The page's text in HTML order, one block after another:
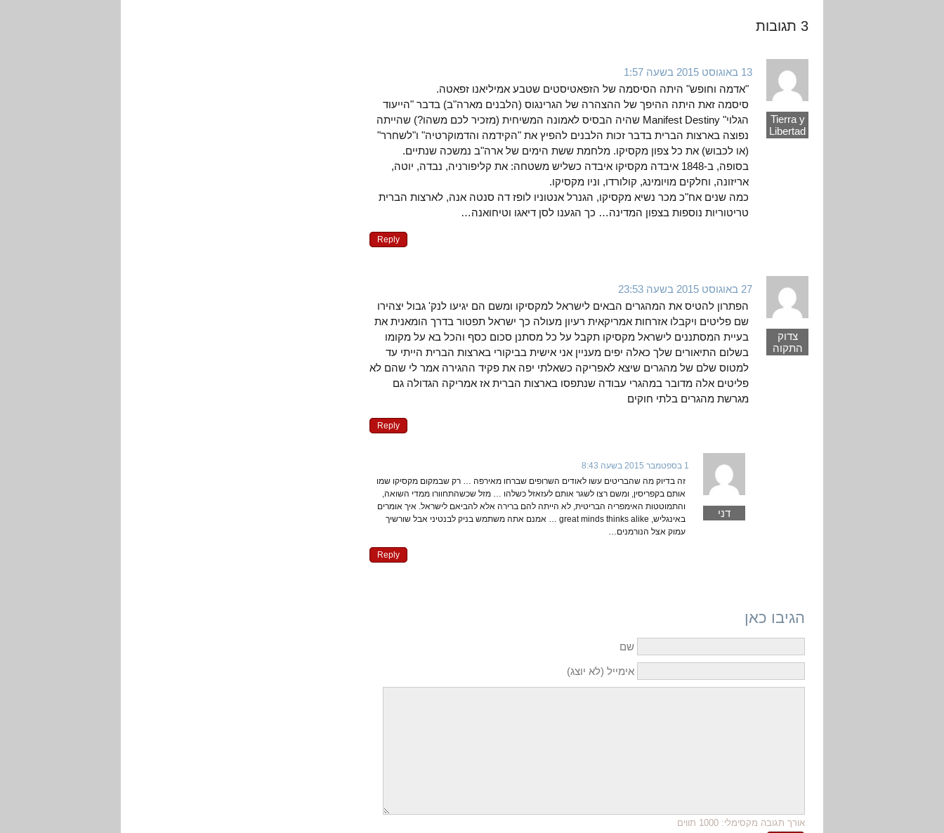
3 תגובות
Tierra y
Libertad
13 באוגוסט 2015 בשעה 1:57
"אדמה וחופש" היתה הסיסמה של הזפאטיסטים שטבע אמיליאנו זפאטה.
סיסמה זאת היתה ההיפך של ההצהרה של הגרינגוס (הלבנים מארה"ב) בדבר "הייעוד
הגלוי" Manifest Destiny שהיה הבסיס לאמונה המשיחית (מזכיר לכם משהו?) שהייתה
נפוצה בארצות הברית בדבר זכות הלבנים להפיץ את "הקידמה והדמוקרטיה" ו"לשחרר"
(או לכבוש) את כל צפון מקסיקו. מלחמת ששת הימים של ארה"ב נמשכה שנתיים.
בסופה, ב-1848 איבדה מקסיקו איבדה כשליש משטחה: את קליפורניה, נבדה, יוטה,
אריזונה, וחלקים מויומינג, קולורדו, וניו מקסיקו.
כמה שנים אח"כ מכר נשיא מקסיקו, הגנרל אנטוניו לופז דה סנטה אנה, לארצות הברית
טריטוריות נוספות בצפון המדינה… כך הגענו לסן דיאגו וטיחואנה…
Reply
צדוק
התקוה
27 באוגוסט 2015 בשעה 23:53
הפתרון להטיס את המהגרים הבאים לישראל למקסיקו ומשם הם יגיעו לנק' גבול יצהירו
שם פליטים ויקבלו אזרחות אמריקאית רעיון מעולה כך ישראל תפטור בדרך הומאנית את
בעיית המסתננים לישראל מקסיקו תקבל על כל מסתנן סכום כסף והכל בא על מקומו
בשלום התיאורים שלך כאלה יפים מעניין אני אישית בביקורי בארצות הברית הייתי עד
למטוס שלם של מהגרים שיצא לאפריקה כשאלתי יפה את פקיד ההגירה אמר לי שהם לא
פליטים אלה מדובר במהגרי עבודה שנתפסו בארצות הברית אז אמריקה הגדולה גם
מגרשת מהגרים בלתי חוקים
Reply
דני
1 בספטמבר 2015 בשעה 8:43
זה בדיוק מה שהבריטים עשו לאודים השרופים שברחו מאירפה … רק שבמקום מקסיקו שמו
אותם בקפריסין, ומשם רצו לשגר אותם לעזאזל כשלהו … מזל שכשהתחוורו ממדי השואה,
והתמוטטות האימפריה הבריטית, לא הייתה להם ברירה אלא להביאם לישראל. איך אומרים
באינגליש, great minds thinks alike … אמנם אתה משתמש בניק לבנטיני אבל שורשיך
עמוק אצל הנורמנים…
Reply
הגיבו כאן
שם
אימייל (לא יוצג)
אורך תגובה מקסימלי: 1000 תווים